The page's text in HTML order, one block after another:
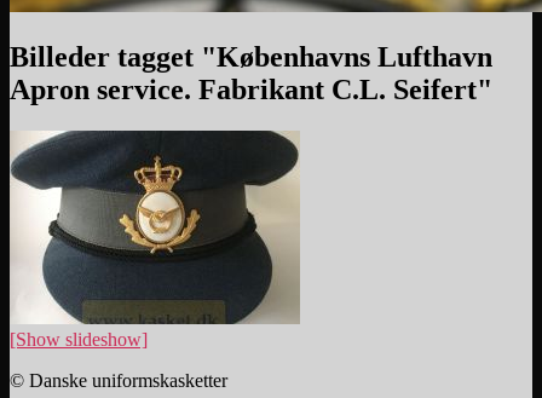
Billeder tagget "Københavns Lufthavn
Apron service. Fabrikant C.L. Seifert"
[Show slideshow]
© Danske uniformskasketter